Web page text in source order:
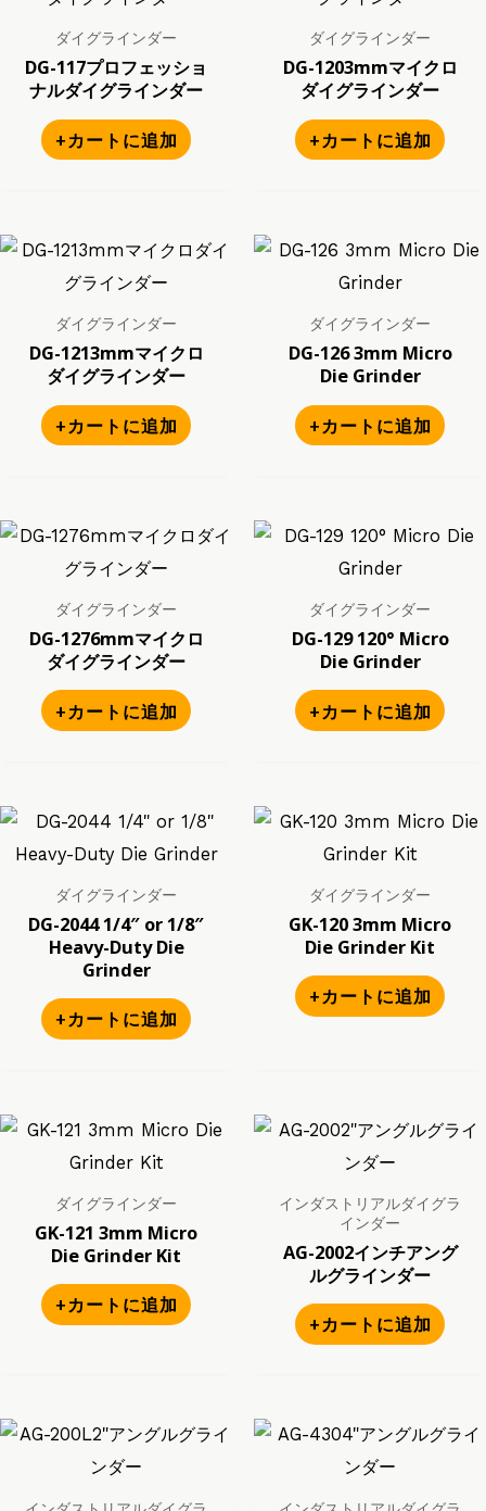
ダイグラインダー
DG-117プロフェッショ
ナルダイグラインダー
+カートに追加
ダイグラインダー
DG-1203mmマイクロ
ダイグラインダー
+カートに追加
ダイグラインダー
DG-1213mmマイクロ
ダイグラインダー
+カートに追加
ダイグラインダー
DG-126 3mm Micro
Die Grinder
+カートに追加
ダイグラインダー
DG-1276mmマイクロ
ダイグラインダー
+カートに追加
ダイグラインダー
DG-129 120° Micro
Die Grinder
+カートに追加
ダイグラインダー
DG-2044 1/4″ or 1/8″
Heavy-Duty Die
Grinder
+カートに追加
ダイグラインダー
GK-120 3mm Micro
Die Grinder Kit
+カートに追加
ダイグラインダー
GK-121 3mm Micro
Die Grinder Kit
+カートに追加
インダストリアルダイグラ
インダー
AG-2002インチアング
ルグラインダー
+カートに追加